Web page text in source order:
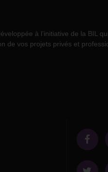
à l’initiative de la BIL
de vos projets privés et